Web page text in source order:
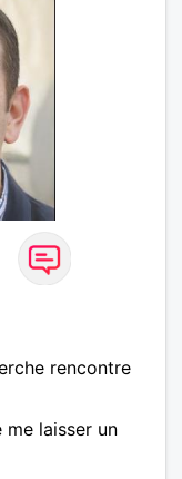
rencontre
me laisser un